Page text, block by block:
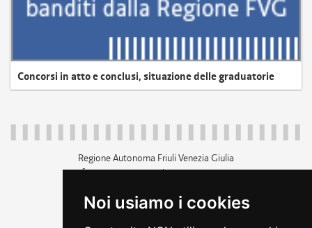
Noi usiamo i cookies
Concorsi in atto e conclusi, situazione delle graduatorie
Regione Autonoma Friuli Venezia Giulia
c.f. 80014930327; p.iva 00526040324
+39 040 3771111